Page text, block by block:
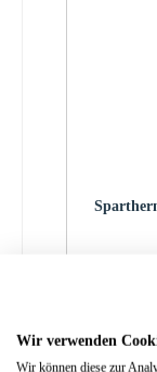
Wir verwenden
Wir können diese zur